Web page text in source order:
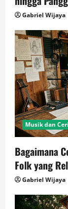
Gabriel Wijaya
Musik dan
Bagaimana
Folk yang
Gabriel Wijaya